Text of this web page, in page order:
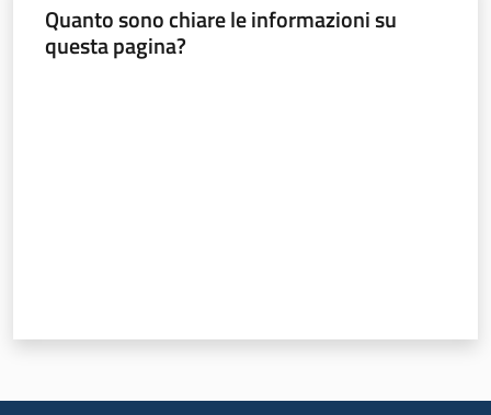
Quanto sono chiare le informazioni su
questa pagina?